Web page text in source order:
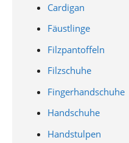
Cardigan
Fäustlinge
Filzpantoffeln
Filzschuhe
Fingerhandschuhe
Handschuhe
Handstulpen